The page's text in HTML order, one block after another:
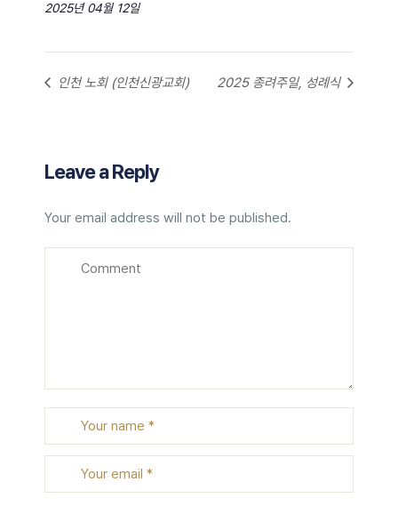
2025년 04월 12일
인천 노회 (인천신광교회) 2025 종려주일, 성례식
Leave a Reply
Your email address will not be published.